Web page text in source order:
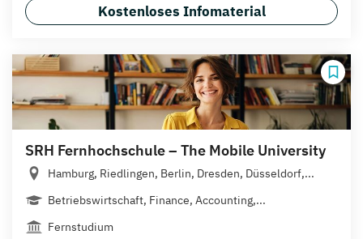
Kostenloses Infomaterial
SRH Fernhochschule – The Mobile University
Hamburg, Riedlingen, Berlin, Dresden, Düsseldorf,...
Betriebswirtschaft, Finance, Accounting,...
Fernstudium